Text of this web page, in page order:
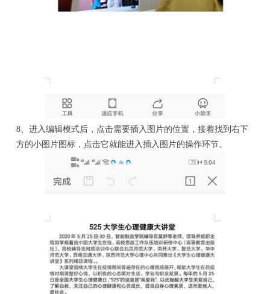
8、进入编辑模式后，点击需要插入图片的位置，接着找到右下
方的小图片图标，点击它就能进入插入图片的操作环节。